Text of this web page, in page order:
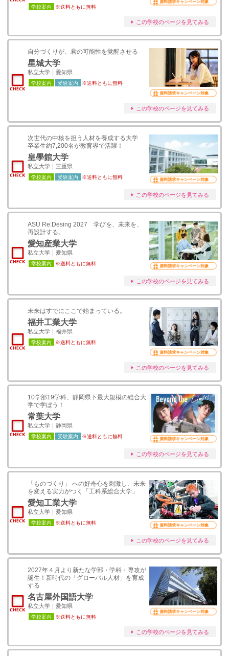
学校案内 ※送料ともに無料
資料請求キャンペーン対象
この学校のページを見てみる
自分づくりが、君の可能性を覚醒させる
星城大学
私立大学｜愛知県
学校案内 受験案内 ※送料ともに無料
資料請求キャンペーン対象
この学校のページを見てみる
次世代の中核を担う人材を養成する大学
卒業生約7,200名が教育界で活躍！
皇學館大学
私立大学｜三重県
学校案内 受験案内 ※送料ともに無料 資料請求キャンペーン対象
この学校のページを見てみる
ASU Re:Desing 2027 学びを、未来を、
再設計する。
愛知産業大学
私立大学｜愛知県
学校案内 ※送料ともに無料 資料請求キャンペーン対象
この学校のページを見てみる
未来はすでにここで始まっている。
福井工業大学
私立大学｜福井県
学校案内 ※送料ともに無料
資料請求キャンペーン対象
この学校のページを見てみる
10学部19学科、静岡県下最大規模の総合大
学で学ぼう！
常葉大学
私立大学｜静岡県
学校案内 受験案内 ※送料ともに無料 資料請求キャンペーン対象
この学校のページを見てみる
「ものづくり」 への好奇心を刺激し、未来
を変える実力がつく「工科系総合大学」
愛知工業大学
私立大学｜愛知県
学校案内 ※送料ともに無料 資料請求キャンペーン対象
この学校のページを見てみる
2027年４月より新たな学部・学科・専攻が
誕生！新時代の「グローバル人材」を育成
する
名古屋外国語大学
私立大学｜愛知県
学校案内 ※送料ともに無料
資料請求キャンペーン対象
この学校のページを見てみる